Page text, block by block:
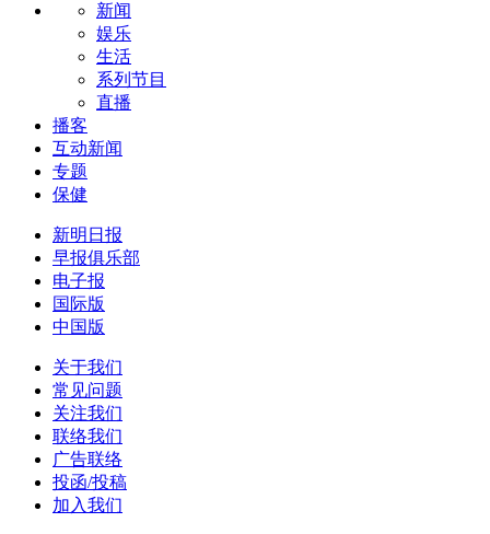
新闻
娱乐
生活
系列节目
直播
播客
互动新闻
专题
保健
新明日报
早报俱乐部
电子报
国际版
中国版
关于我们
常见问题
关注我们
联络我们
广告联络
投函/投稿
加入我们